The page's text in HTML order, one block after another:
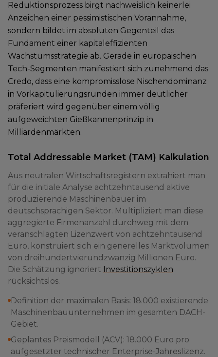
Reduktionsprozess birgt nachweislich keinerlei
Anzeichen einer pessimistischen Vorannahme,
sondern bildet im absoluten Gegenteil das
Fundament einer kapitaleffizienten
Wachstumsstrategie ab. Gerade in europäischen
Tech-Segmenten manifestiert sich zunehmend das
Credo, dass eine kompromisslose Nischendominanz
in Vorkapitulierungsrunden immer deutlicher
präferiert wird gegenüber einem völlig
aufgeweichten Gießkannenprinzip in
Milliardenmärkten.
Total Addressable Market (TAM) Kalkulation
Aus neutralen Wirtschaftsregistern extrahiert man
für die initiale Analyse achtzehntausend aktive
produzierende Maschinenbauer im
deutschsprachigen Sektor. Multipliziert man diese
aggregierte Firmenanzahl durchweg mit dem
veranschlagten Lizenzwert von achtzehntausend
Euro, konstruiert sich ein generelles Marktvolumen
von dreihundertvierundzwanzig Millionen Euro.
Die Schätzung ignoriert Investitionszyklen
rücksichtslos.
Definition der maximalen Basis: 18.000 existierende
Maschinenbauunternehmen im gesamten DACH-
Gebiet.
Geplantes Preismodell (ACV): 18.000 Euro pro
aufgesetzter technischer Enterprise-Jahreslizenz.